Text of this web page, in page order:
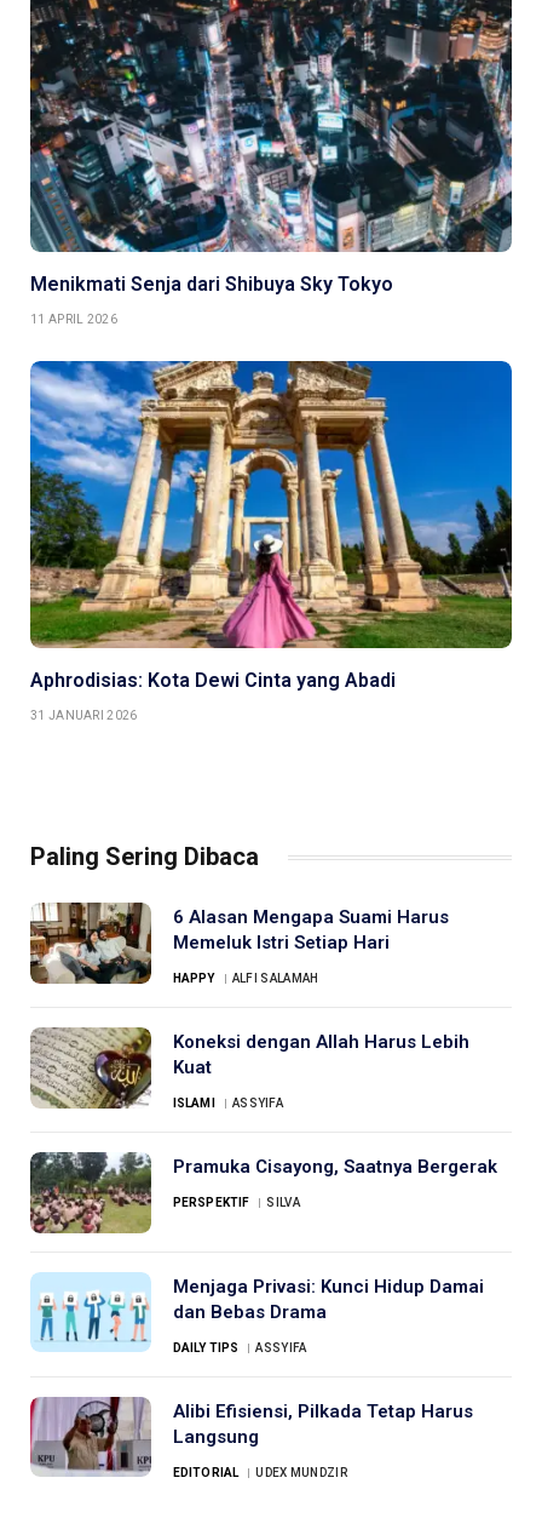
Menikmati Senja dari Shibuya Sky Tokyo
11 APRIL 2026
Aphrodisias: Kota Dewi Cinta yang Abadi
31 JANUARI 2026
Paling Sering Dibaca
6 Alasan Mengapa Suami Harus
Memeluk Istri Setiap Hari
HAPPY ALFI SALAMAH
Koneksi dengan Allah Harus Lebih
Kuat
ISLAMI ASSYIFA
Pramuka Cisayong, Saatnya Bergerak
PERSPEKTIF SILVA
Menjaga Privasi: Kunci Hidup Damai
dan Bebas Drama
DAILY TIPS ASSYIFA
Alibi Efisiensi, Pilkada Tetap Harus
Langsung
EDITORIAL UDEX MUNDZIR